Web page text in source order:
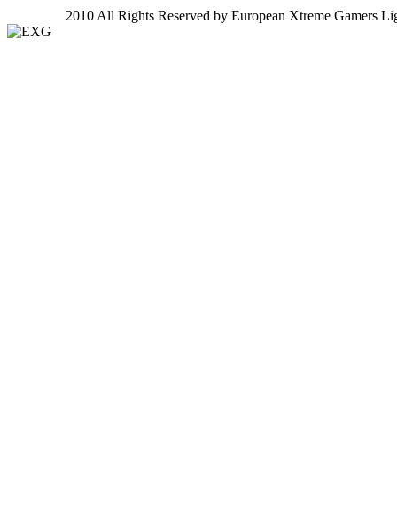
2010 All Rights Reserved by European Xtreme Gamers